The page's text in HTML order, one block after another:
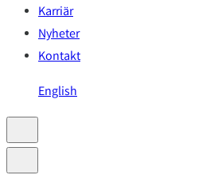
Karriär
Nyheter
Kontakt
English